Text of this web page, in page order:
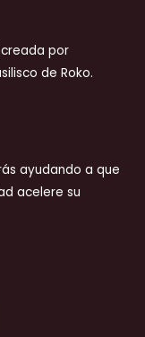
por
de Roko.
ayudando a que
acelere su